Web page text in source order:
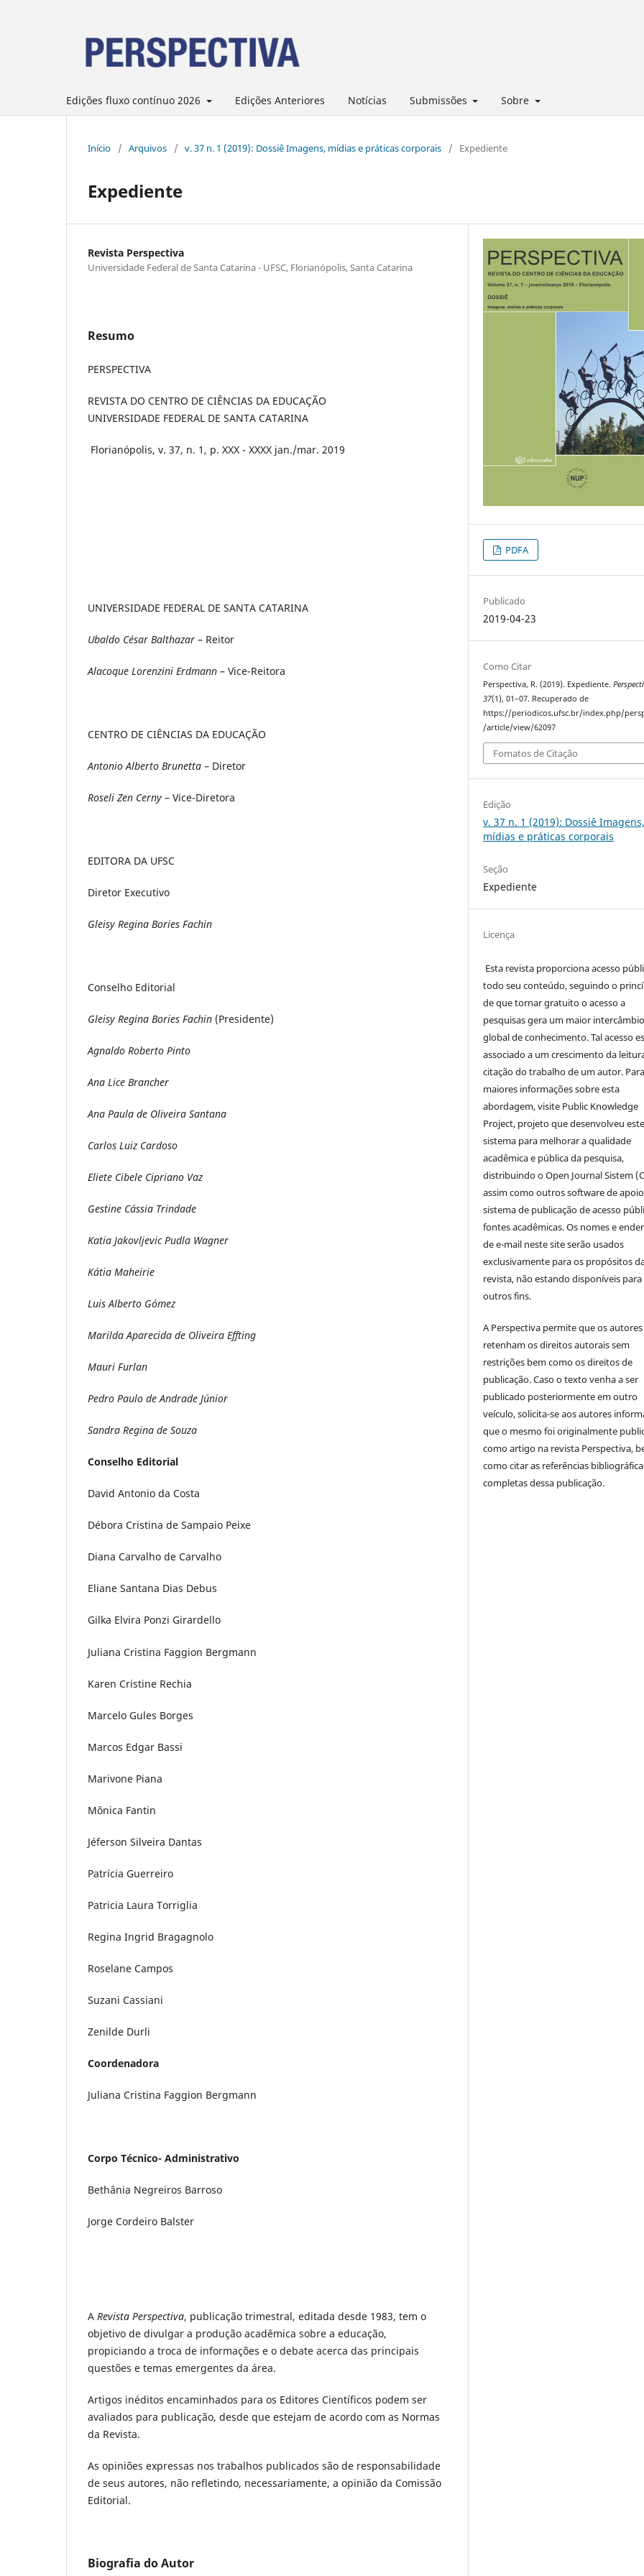
Edições fluxo contínuo 2026 Edições Anteriores Notícias Submissões Sobre
Início / Arquivos / v. 37 n. 1 (2019): Dossiê Imagens, mídias e práticas corporais / Expediente
Expediente
Revista Perspectiva
Universidade Federal de Santa Catarina - UFSC, Florianópolis, Santa Catarina
Resumo
PERSPECTIVA
REVISTA DO CENTRO DE CIÊNCIAS DA EDUCAÇÃO
UNIVERSIDADE FEDERAL DE SANTA CATARINA
Florianópolis, v. 37, n. 1, p. XXX - XXXX jan./mar. 2019
UNIVERSIDADE FEDERAL DE SANTA CATARINA
Ubaldo César Balthazar – Reitor
Alacoque Lorenzini Erdmann – Vice-Reitora
CENTRO DE CIÊNCIAS DA EDUCAÇÃO
Antonio Alberto Brunetta – Diretor
Roseli Zen Cerny – Vice-Diretora
EDITORA DA UFSC
Diretor Executivo
Gleisy Regina Bories Fachin
Conselho Editorial
Gleisy Regina Bories Fachin (Presidente)
Agnaldo Roberto Pinto
Ana Lice Brancher
Ana Paula de Oliveira Santana
Carlos Luiz Cardoso
Eliete Cibele Cipriano Vaz
Gestine Cássia Trindade
Katia Jakovljevic Pudla Wagner
Kátia Maheirie
Luis Alberto Gómez
Marilda Aparecida de Oliveira Effting
Mauri Furlan
Pedro Paulo de Andrade Júnior
Sandra Regina de Souza
Conselho Editorial
David Antonio da Costa
Débora Cristina de Sampaio Peixe
Diana Carvalho de Carvalho
Eliane Santana Dias Debus
Gilka Elvira Ponzi Girardello
Juliana Cristina Faggion Bergmann
Karen Cristine Rechia
Marcelo Gules Borges
Marcos Edgar Bassi
Marivone Piana
Mônica Fantin
Jéferson Silveira Dantas
Patrícia Guerreiro
Patricia Laura Torriglia
Regina Ingrid Bragagnolo
Roselane Campos
Suzani Cassiani
Zenilde Durli
Coordenadora
Juliana Cristina Faggion Bergmann
Corpo Técnico- Administrativo
Bethânia Negreiros Barroso
Jorge Cordeiro Balster
A Revista Perspectiva, publicação trimestral, editada desde 1983, tem o
objetivo de divulgar a produção acadêmica sobre a educação,
propiciando a troca de informações e o debate acerca das principais
questões e temas emergentes da área.
Artigos inéditos encaminhados para os Editores Científicos podem ser
avaliados para publicação, desde que estejam de acordo com as Normas
da Revista.
As opiniões expressas nos trabalhos publicados são de responsabilidade
de seus autores, não refletindo, necessariamente, a opinião da Comissão
Editorial.
Biografia do Autor
PDFA
Publicado
2019-04-23
Como Citar
Perspectiva, R. (2019). Expediente.
37(1), 01–07. Recuperado de
https://periodicos.ufsc.br/index.php/
/article/view/62097
Fomatos de Citação
Edição
v. 37 n. 1 (2019): Dossiê Imagens,
mídias e práticas corporais
Seção
Expediente
Licença
Esta revista proporciona acesso
todo seu conteúdo, seguindo o
de que tornar gratuito o acesso a
pesquisas gera um maior intercâmbio
global de conhecimento. Tal acesso
associado a um crescimento da
citação do trabalho de um autor. Para
maiores informações sobre esta
abordagem, visite Public Knowledge
Project, projeto que desenvolveu este
sistema para melhorar a qualidade
acadêmica e pública da pesquisa,
distribuindo o Open Journal Sistem
assim como outros software de
sistema de publicação de acesso
fontes acadêmicas. Os nomes e
de e-mail neste site serão usados
exclusivamente para os propósitos
revista, não estando disponíveis para
outros fins.
A Perspectiva permite que os autores
retenham os direitos autorais sem
restrições bem como os direitos de
publicação. Caso o texto venha a ser
publicado posteriormente em outro
veículo, solicita-se aos autores
que o mesmo foi originalmente
como artigo na revista Perspectiva,
como citar as referências
completas dessa publicação.